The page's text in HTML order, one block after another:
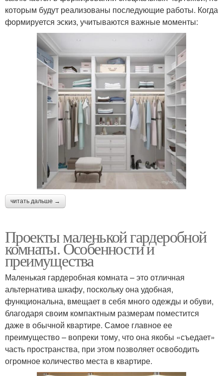
которым будут реализованы последующие работы. Когда
формируется эскиз, учитываются важные моменты:
читать дальше →
Проекты маленькой гардеробной
комнаты. Особенности и
преимущества
Маленькая гардеробная комната – это отличная
альтернатива шкафу, поскольку она удобная,
функциональна, вмещает в себя много одежды и обуви,
благодаря своим компактным размерам поместится
даже в обычной квартире. Самое главное ее
преимущество – вопреки тому, что она якобы «съедает»
часть пространства, при этом позволяет освободить
огромное количество места в квартире.